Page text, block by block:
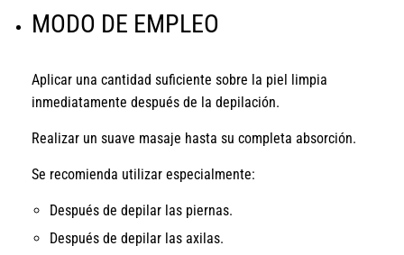
MODO DE EMPLEO
Aplicar una cantidad suficiente sobre la piel limpia
inmediatamente después de la depilación.
Realizar un suave masaje hasta su completa absorción.
Se recomienda utilizar especialmente:
Después de depilar las piernas.
Después de depilar las axilas.